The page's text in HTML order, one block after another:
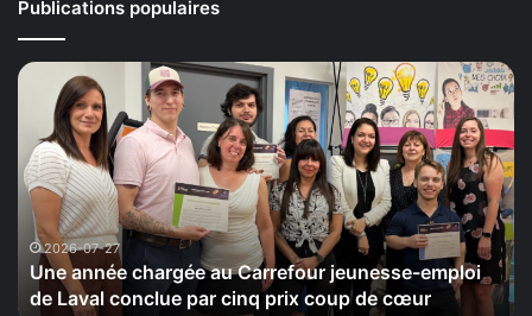
Publications populaires
Une
année
chargée
au
Carrefour
jeunesse-
emploi
de
Laval
conclue
2026-07-27
Une année chargée au Carrefour jeunesse-emploi
de Laval conclue par cinq prix coup de cœur
La
de
la
le
20